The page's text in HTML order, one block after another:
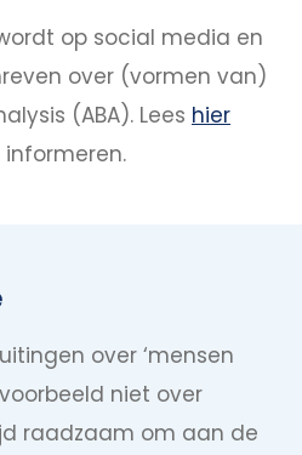
op social media en
over (vormen van)
(ABA). Lees hier
over ‘mensen
niet over
raadzaam om aan de